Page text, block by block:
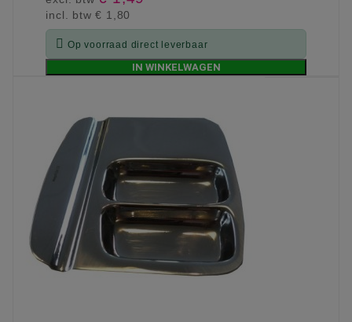
incl. btw€ 1,80
 Op voorraad direct leverbaar
IN WINKELWAGEN